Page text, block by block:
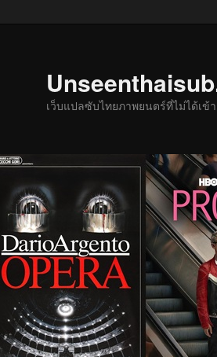
เว็บแปลซับไทยภาพยนตร์ที่ไม่ได้เข้